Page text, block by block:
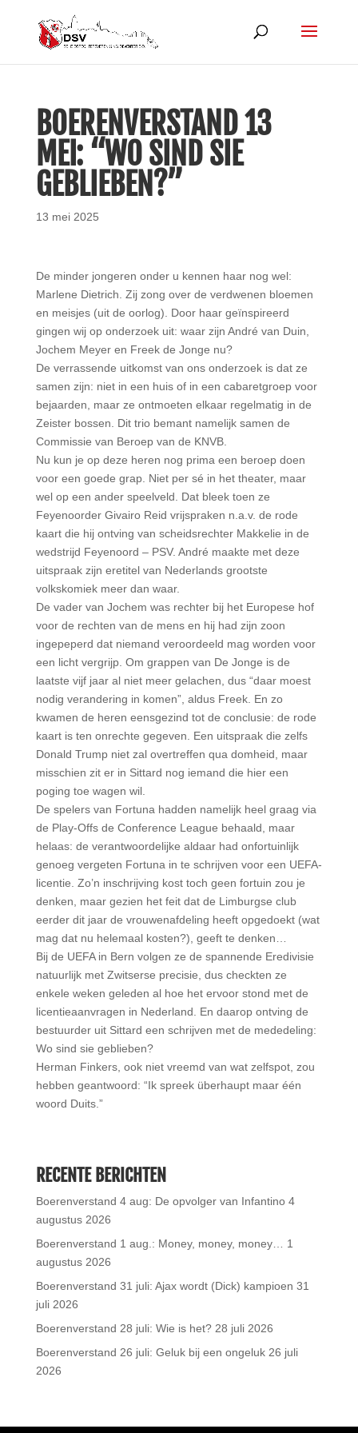
BOERENVERSTAND 13
MEI: “WO SIND SIE
GEBLIEBEN?”
13 mei 2025
De minder jongeren onder u kennen haar nog wel:
Marlene Dietrich. Zij zong over de verdwenen bloemen
en meisjes (uit de oorlog). Door haar geïnspireerd
gingen wij op onderzoek uit: waar zijn André van Duin,
Jochem Meyer en Freek de Jonge nu?
De verrassende uitkomst van ons onderzoek is dat ze
samen zijn: niet in een huis of in een cabaretgroep voor
bejaarden, maar ze ontmoeten elkaar regelmatig in de
Zeister bossen. Dit trio bemant namelijk samen de
Commissie van Beroep van de KNVB.
Nu kun je op deze heren nog prima een beroep doen
voor een goede grap. Niet per sé in het theater, maar
wel op een ander speelveld. Dat bleek toen ze
Feyenoorder Givairo Reid vrijspraken n.a.v. de rode
kaart die hij ontving van scheidsrechter Makkelie in de
wedstrijd Feyenoord – PSV. André maakte met deze
uitspraak zijn eretitel van Nederlands grootste
volkskomiek meer dan waar.
De vader van Jochem was rechter bij het Europese hof
voor de rechten van de mens en hij had zijn zoon
ingepeperd dat niemand veroordeeld mag worden voor
een licht vergrijp. Om grappen van De Jonge is de
laatste vijf jaar al niet meer gelachen, dus “daar moest
nodig verandering in komen”, aldus Freek. En zo
kwamen de heren eensgezind tot de conclusie: de rode
kaart is ten onrechte gegeven. Een uitspraak die zelfs
Donald Trump niet zal overtreffen qua domheid, maar
misschien zit er in Sittard nog iemand die hier een
poging toe wagen wil.
De spelers van Fortuna hadden namelijk heel graag via
de Play-Offs de Conference League behaald, maar
helaas: de verantwoordelijke aldaar had onfortuinlijk
genoeg vergeten Fortuna in te schrijven voor een UEFA-
licentie. Zo’n inschrijving kost toch geen fortuin zou je
denken, maar gezien het feit dat de Limburgse club
eerder dit jaar de vrouwenafdeling heeft opgedoekt (wat
mag dat nu helemaal kosten?), geeft te denken…
Bij de UEFA in Bern volgen ze de spannende Eredivisie
natuurlijk met Zwitserse precisie, dus checkten ze
enkele weken geleden al hoe het ervoor stond met de
licentieaanvragen in Nederland. En daarop ontving de
bestuurder uit Sittard een schrijven met de mededeling:
Wo sind sie geblieben?
Herman Finkers, ook niet vreemd van wat zelfspot, zou
hebben geantwoord: “Ik spreek überhaupt maar één
woord Duits.”
RECENTE BERICHTEN
Boerenverstand 4 aug: De opvolger van Infantino 4
augustus 2026
Boerenverstand 1 aug.: Money, money, money…
1
augustus 2026
Boerenverstand 31 juli: Ajax wordt (Dick) kampioen 31
juli 2026
Boerenverstand 28 juli: Wie is het? 28 juli 2026
Boerenverstand 26 juli: Geluk bij een ongeluk 26 juli
2026